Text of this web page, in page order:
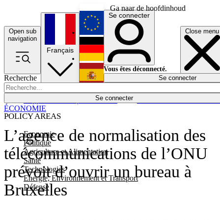
Ga naar de hoofdinhoud
Open sub
navigation
Close menu
Recherche
Se connecter
POLICY AREAS
Economie
Politique
Agriculture et Alimentation
Santé
Technologies
Energie, Environnement et Transport
Défense
Économie
Français
English
Deutsch
Español
Se connecter
Vous êtes déconnecté.
Se connecter
L’agence de normalisation des
télécommunications de l’ONU
prévoit d’ouvrir un bureau à
Bruxelles
ÉCONOMIE